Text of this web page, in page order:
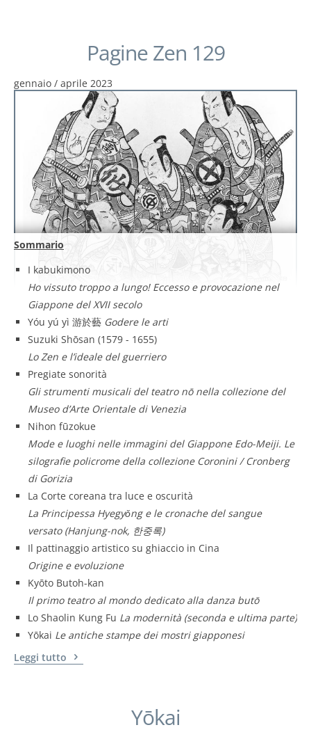
Pagine Zen 129
gennaio / aprile 2023
Sommario
I kabukimono
Ho vissuto troppo a lungo! Eccesso e provocazione nel
Giappone del XVII secolo
Yóu yú yì 游於藝 Godere le arti
Suzuki Shōsan (1579 - 1655)
Lo Zen e l’ideale del guerriero
Pregiate sonorità
Gli strumenti musicali del teatro nō nella collezione del
Museo d’Arte Orientale di Venezia
Nihon fūzokue
Mode e luoghi nelle immagini del Giappone Edo-Meiji. Le
silografie policrome della collezione Coronini / Cronberg
di Gorizia
La Corte coreana tra luce e oscurità
La Principessa Hyegyǒng e le cronache del sangue
versato (Hanjung-nok, 한중록)
Il pattinaggio artistico su ghiaccio in Cina
Origine e evoluzione
Kyōto Butoh-kan
Il primo teatro al mondo dedicato alla danza butō
Lo Shaolin Kung Fu La modernità (seconda e ultima parte)
Yōkai Le antiche stampe dei mostri giapponesi
Leggi tutto
Yōkai